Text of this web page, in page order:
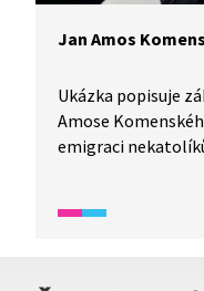
Jan Amos
Ukázka popisuje
Amose
emigraci